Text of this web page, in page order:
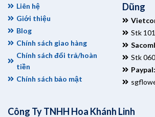
Liên hệ
Giới thiệu
Blog
Chính sách giao hàng
Chính sách đổi trả/hoàn
tiền
Chính sách bảo mật
Dũng
Stk
Stk
Paypal:
Công Ty TNHH Hoa Khánh Linh